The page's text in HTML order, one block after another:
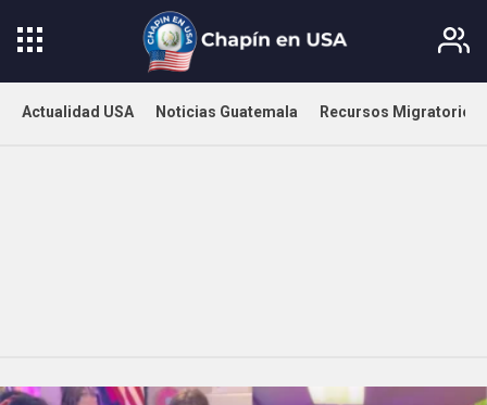
Actualidad USA Noticias Guatemala Recursos Migratorios